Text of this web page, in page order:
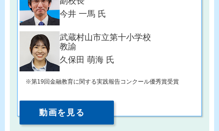
今井 一馬 氏
武蔵村山市立第十小学校
教諭
久保田 萌海 氏
第19回金融教育に関する実践報告コンクール優秀賞受賞
動画を見る